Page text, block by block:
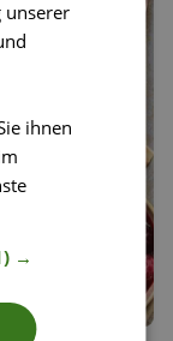
unserer
ihnen
→